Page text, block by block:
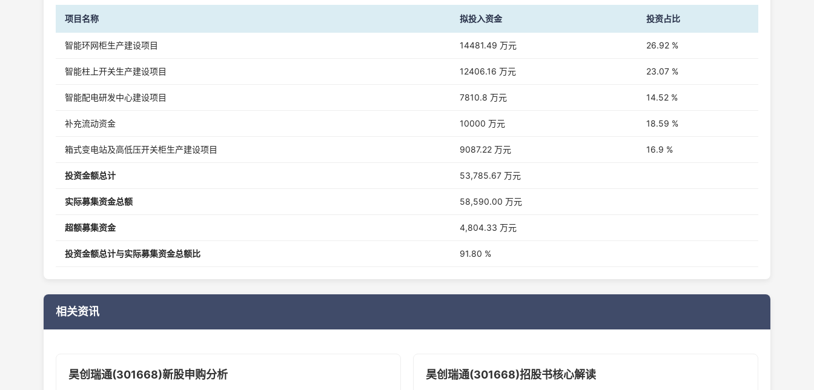
项目名称 拟投入资金 投资占比
智能环网柜生产建设项目 14481.49 万元 26.92 %
智能柱上开关生产建设项目 12406.16 万元 23.07 %
智能配电研发中心建设项目 7810.8 万元 14.52 %
补充流动资金 10000 万元 18.59 %
箱式变电站及高低压开关柜生产建设项目 9087.22 万元 16.9 %
投资金额总计 53,785.67 万元
实际募集资金总额 58,590.00 万元
超额募集资金 4,804.33 万元
投资金额总计与实际募集资金总额比 91.80 %
相关资讯
昊创瑞通(301668)新股申购分析 昊创瑞通(301668)招股书核心解读